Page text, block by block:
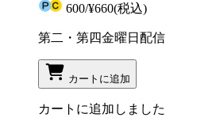
600/¥660(税込)
第二・第四金曜日配信
カートに追加
カートに追加しました